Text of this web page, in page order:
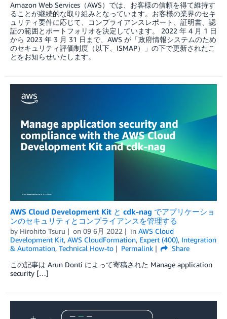
Amazon Web Services（AWS）では、お客様の信頼を得て維持す
ることが継続的な取り組みとなっています。お客様の業界のセキ
ュリティ要件に応じて、コンプライアンスレポート、証明書、認
証の範囲とポートフォリオを決定しています。 2022 年 4 月 1 日
から 2023 年 3 月 31 日まで、AWS が「政府情報システムのため
のセキュリティ評価制度（以下、ISMAP）」の下で更新されたこ
とをお知らせいたします。
AWS Cloud Development Kit と cdk-nag でアプリケーショ
ンのセキュリティとコンプライアンスを管理する
by Hirohito Tsuru on 09 6月 2022 in AWS Cloud
Development Kit, AWS CloudFormation, Expert (400), Integration
& Automation, Technical How-to Permalink
Share
この記事は Arun Donti によって寄稿された Manage application
security […]